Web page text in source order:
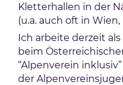
Kletterhallen in der
(u.a. auch oft in
Ich arbeite derzeit
beim
“Alpenverein
der